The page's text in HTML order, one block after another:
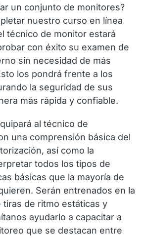
un conjunto de monitores?
nuestro curso en línea
técnico de monitor estará
con éxito su examen de
sin necesidad de más
los pondrá frente a los
la seguridad de sus
más rápida y confiable.
al técnico de
una comprensión básica del
así como la
todos los tipos de
básicas que la mayoría de
Serán entrenados en la
de ritmo estáticas y
ayudarlo a capacitar a
que se destacan entre